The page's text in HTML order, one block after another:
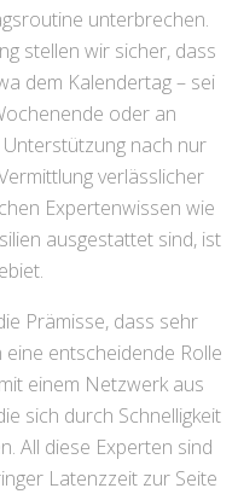
unterbrechen.
stellen wir sicher, dass
dem Kalendertag – sei
oder an
nach nur
verlässlicher
Expertenwissen wie
ausgestattet sind, ist
Prämisse, dass sehr
entscheidende Rolle
einem Netzwerk aus
sich durch Schnelligkeit
All diese Experten sind
Latenzzeit zur Seite